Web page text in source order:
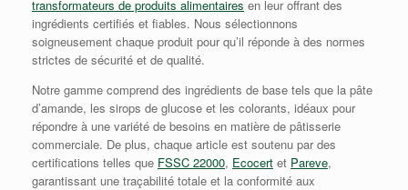
transformateurs de produits alimentaires en leur offrant des
ingrédients certifiés et fiables. Nous sélectionnons
soigneusement chaque produit pour qu’il réponde à des normes
strictes de sécurité et de qualité.
Notre gamme comprend des ingrédients de base tels que la pâte
d’amande, les sirops de glucose et les colorants, idéaux pour
répondre à une variété de besoins en matière de pâtisserie
commerciale. De plus, chaque article est soutenu par des
certifications telles que FSSC 22000, Ecocert et Pareve,
garantissant une traçabilité totale et la conformité aux